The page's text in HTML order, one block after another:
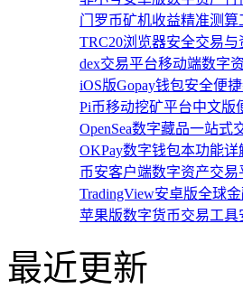
门罗币矿机收益精准测算
TRC20浏览器安全交易与
dex交易平台移动端数字
iOS版Gopay钱包安全便
Pi币移动挖矿平台中文版
OpenSea数字藏品一站式
OKPay数字钱包本功能详
币安客户端数字资产交易
TradingView安卓版全球
苹果版数字货币交易工具
最近更新